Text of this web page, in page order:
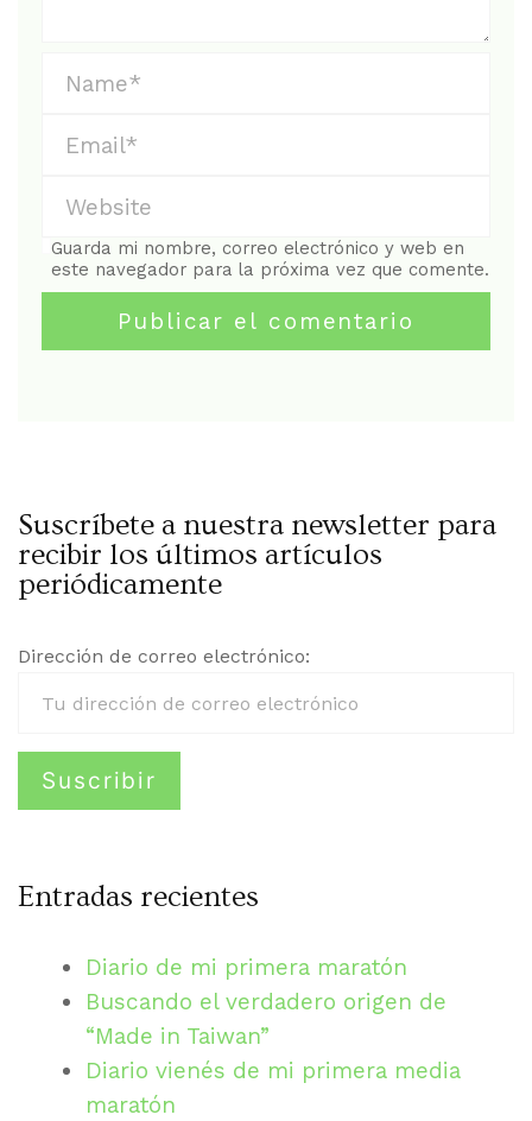
Guarda mi nombre, correo electrónico y web en
este navegador para la próxima vez que comente.
Suscríbete a nuestra newsletter para
recibir los últimos artículos
periódicamente
Dirección de correo electrónico:
Entradas recientes
Diario de mi primera maratón
Buscando el verdadero origen de
“Made in Taiwan”
Diario vienés de mi primera media
maratón